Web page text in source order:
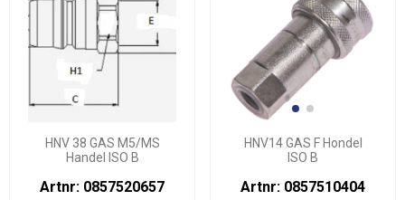
HNV 38 GAS M5/MS
Handel ISO B
Artnr: 0857520657
HNV14 GAS F Hondel
ISO B
Artnr: 0857510404